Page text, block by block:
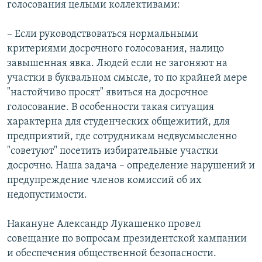
голосования целыми коллективами:
– Если руководствоваться нормальными
критериями досрочного голосования, налицо
завышенная явка. Людей если не загоняют на
участки в буквальном смысле, то по крайней мере
"настойчиво просят" явиться на досрочное
голосование. В особенности такая ситуация
характерна для студенческих общежитий, для
предприятий, где сотрудникам недвусмысленно
"советуют" посетить избирательные участки
досрочно. Наша задача – определение нарушений и
предупреждение членов комиссий об их
недопустимости.
Накануне Александр Лукашенко провел
совещание по вопросам президентской кампании
и обеспечения общественной безопасности.